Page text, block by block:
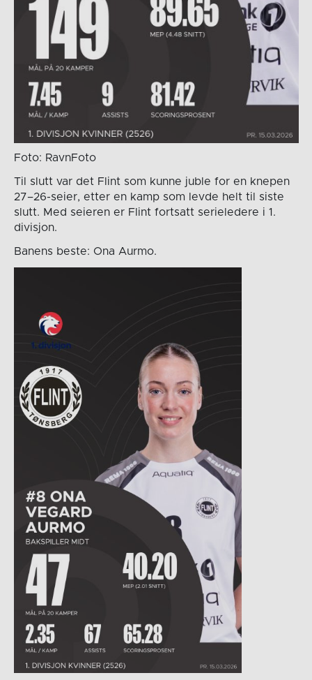
Foto: RavnFoto
Til slutt var det Flint som kunne juble for en knepen
27–26-seier, etter en kamp som levde helt til siste
slutt. Med seieren er Flint fortsatt serieledere i 1.
divisjon.
Banens beste: Ona Aurmo.